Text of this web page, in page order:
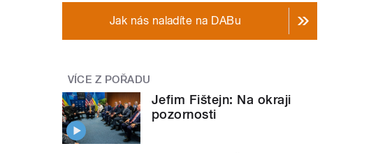
Jak nás naladíte na DABu
VÍCE Z POŘADU
Jefim Fištejn: Na okraji
pozornosti